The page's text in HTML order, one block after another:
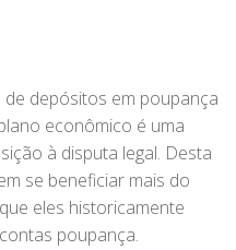
depósitos em poupança
econômico é uma
à disputa legal. Desta
se beneficiar mais do
eles historicamente
poupança.